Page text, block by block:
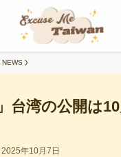
NEWS
台湾の公開は
2025年10月7日